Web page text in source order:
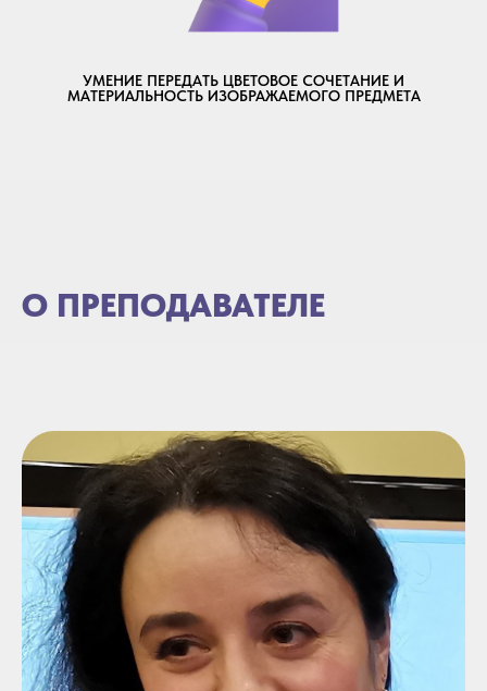
УМЕНИЕ ПЕРЕДАТЬ ЦВЕТОВОЕ СОЧЕТАНИЕ И
МАТЕРИАЛЬНОСТЬ ИЗОБРАЖАЕМОГО ПРЕДМЕТА
О ПРЕПОДАВАТЕЛЕ